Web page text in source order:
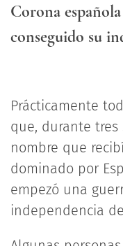
Corona
conseguido su
Prácticamente
que, durante tres
nombre que
dominado por
empezó una
independencia